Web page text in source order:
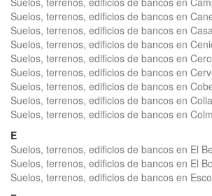
Suelos, terrenos, edificios de bancos en
Suelos, terrenos, edificios de bancos en
Suelos, terrenos, edificios de bancos en
Suelos, terrenos, edificios de bancos en
Suelos, terrenos, edificios de bancos en
Suelos, terrenos, edificios de bancos en
Suelos, terrenos, edificios de bancos en
Suelos, terrenos, edificios de bancos en
E
Suelos, terrenos, edificios de bancos en El
Suelos, terrenos, edificios de bancos en El
Suelos, terrenos, edificios de bancos en